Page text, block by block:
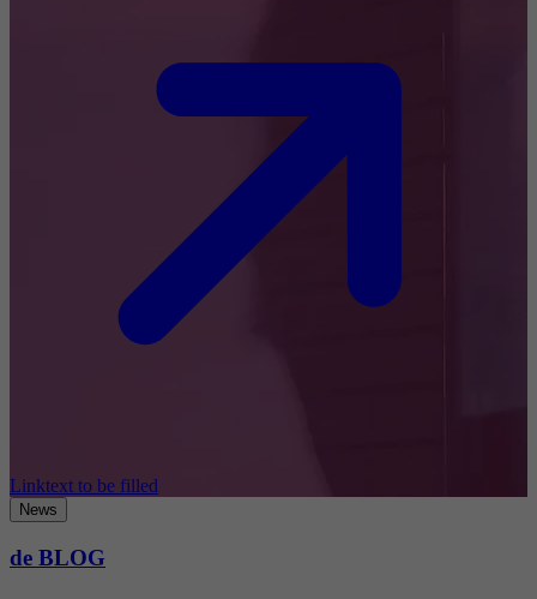
Linktext to be filled
News
de BLOG